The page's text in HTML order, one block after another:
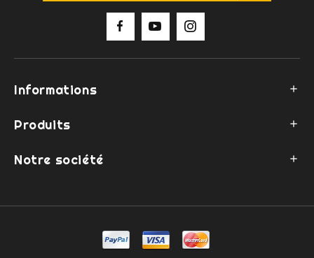
Informations 
Produits 
Notre société 